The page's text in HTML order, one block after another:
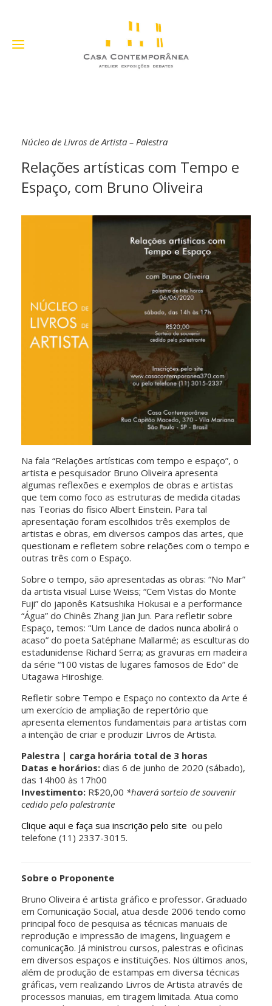
Núcleo de Livros de Artista – Palestra
Relações artísticas com Tempo e
Espaço, com Bruno Oliveira
Na fala “Relações artísticas com tempo e espaço”, o
artista e pesquisador Bruno Oliveira apresenta
algumas reflexões e exemplos de obras e artistas
que tem como foco as estruturas de medida citadas
nas Teorias do físico Albert Einstein. Para tal
apresentação foram escolhidos três exemplos de
artistas e obras, em diversos campos das artes, que
questionam e refletem sobre relações com o tempo e
outras três com o Espaço.
Sobre o tempo, são apresentadas as obras: “No Mar”
da artista visual Luise Weiss; “Cem Vistas do Monte
Fuji” do japonês Katsushika Hokusai e a performance
“Água” do Chinês Zhang Jian Jun. Para refletir sobre
Espaço, temos: “Um Lance de dados nunca abolirá o
acaso” do poeta Satéphane Mallarmé; as esculturas do
estadunidense Richard Serra; as gravuras em madeira
da série “100 vistas de lugares famosos de Edo” de
Utagawa Hiroshige.
Refletir sobre Tempo e Espaço no contexto da Arte é
um exercício de ampliação de repertório que
apresenta elementos fundamentais para artistas com
a intenção de criar e produzir Livros de Artista.
Palestra | carga horária total de 3 horas
Datas e horários: dias 6 de junho de 2020 (sábado),
das 14h00 às 17h00
Investimento: R$20,00 *haverá sorteio de souvenir
cedido pelo palestrante
Clique aqui e faça sua inscrição pelo site ou pelo
telefone (11) 2337-3015.
Sobre o Proponente
Bruno Oliveira é artista gráfico e professor. Graduado
em Comunicação Social, atua desde 2006 tendo como
principal foco de pesquisa as técnicas manuais de
reprodução e impressão de imagens, linguagem e
comunicação. Já ministrou cursos, palestras e oficinas
em diversos espaços e instituições. Nos últimos anos,
além de produção de estampas em diversa técnicas
gráficas, vem realizando Livros de Artista através de
processos manuias, em tiragem limitada. Atua como